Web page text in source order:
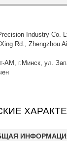
Industry Co.
Rd., Zhengzhou
АМ, г.Минск, ул.